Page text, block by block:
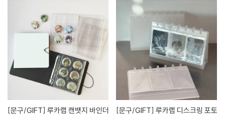
[문구/GIFT] 루카랩 캔뱃지 바인더 [문구/GIFT]